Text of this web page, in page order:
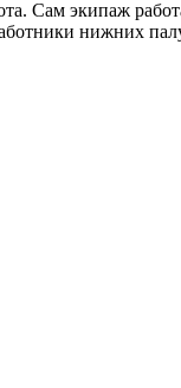
Сам экипаж
нижних